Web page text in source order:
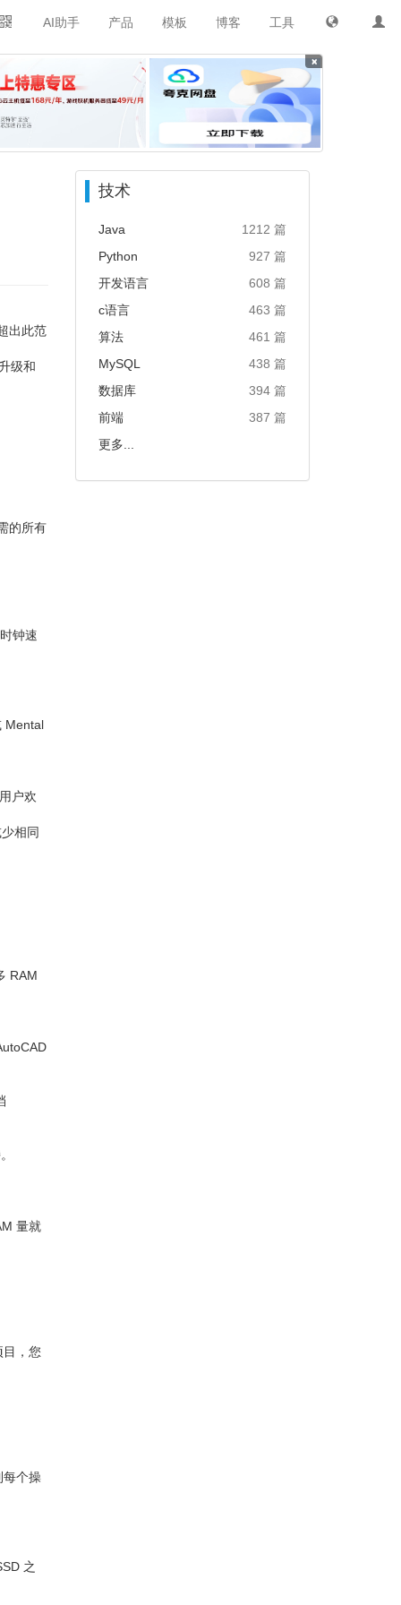
工具
博客
模板
产品
AI助手
×
出此范
级和
的所有
钟速
Mental
户欢
相同
RAM
量就
，您
每个操
之
技术
Java
1212 篇
Python
927 篇
开发语言
608 篇
c语言
463 篇
算法
461 篇
MySQL
438 篇
数据库
394 篇
前端
387 篇
更多...